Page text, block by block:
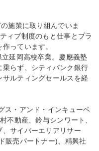
施策に取り組んでいま
ィブ制度のもと仕事とプラ
っています。
延岡高校卒業。慶應義塾
らず、シティバンク銀行
ルティングセールスを経
ス・アンド・インキューベ
不動産、鈴与シンワート、
サイバーエリアリサー
販売パートナー)、精興社